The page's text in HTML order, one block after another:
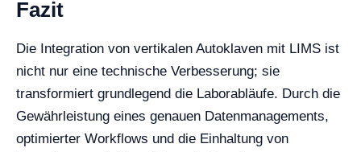
Fazit
Die Integration von vertikalen Autoklaven mit LIMS ist
nicht nur eine technische Verbesserung; sie
transformiert grundlegend die Laborabläufe. Durch die
Gewährleistung eines genauen Datenmanagements,
optimierter Workflows und die Einhaltung von